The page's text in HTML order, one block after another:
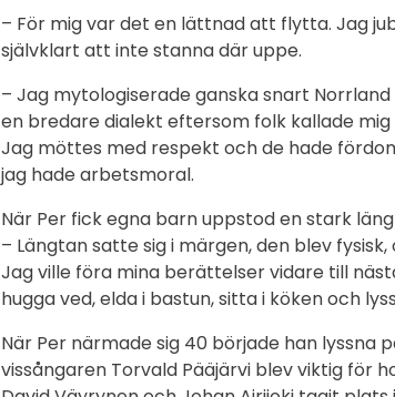
– För mig var det en lättnad att flytta. Jag
självklart att inte stanna där uppe.
– Jag mytologiserade ganska snart
en bredare dialekt eftersom folk kallade mig
Jag möttes med respekt och de hade
jag hade arbetsmoral.
När Per fick egna barn uppstod en stark
– Längtan satte sig i märgen, den blev
Jag ville föra mina berättelser vidare till
hugga ved, elda i bastun, sitta i köken och
När Per närmade sig 40 började han lyssna
vissångaren Torvald Pääjärvi blev viktig för